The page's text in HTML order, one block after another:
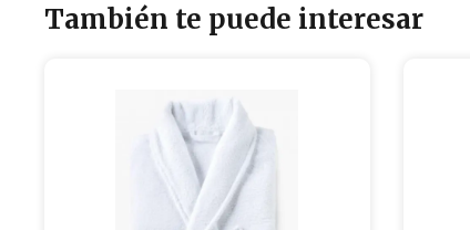
También te puede interesar